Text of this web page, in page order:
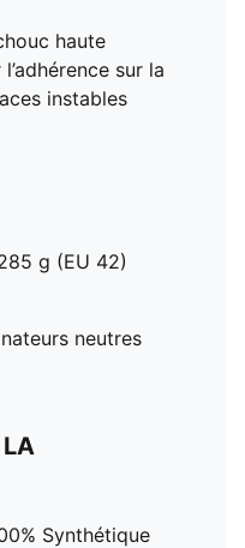
haute
sur la
instables
g (EU 42)
neutres
LA
Synthétique